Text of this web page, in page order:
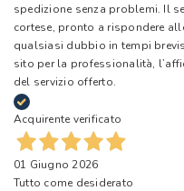
spedizione senza problemi. Il
cortese, pronto a rispondere
qualsiasi dubbio in tempi
sito per la professionalità,
del servizio offerto.
Acquirente verificato
01 Giugno 2026
Tutto come desiderato